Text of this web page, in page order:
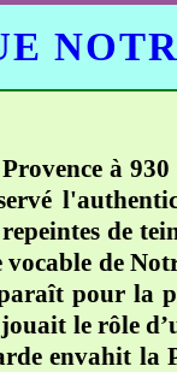
à
de
vocable de
pour la
le rôle
envahit la